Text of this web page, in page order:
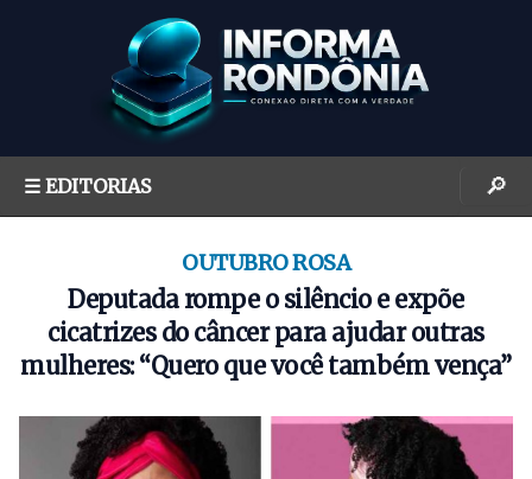
☰ EDITORIAS 🔎
OUTUBRO ROSA
Deputada rompe o silêncio e expõe
cicatrizes do câncer para ajudar outras
mulheres: “Quero que você também vença”